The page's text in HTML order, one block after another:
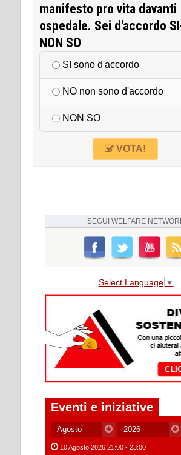
manifesto pro vita davanti
ospedale. Sei d'accordo
NON SO
SI sono d'accordo
NO non sono d'accordo
NON SO
VOTA!
SEGUI WELFARE
Select Language ▼
Eventi e iniziative
10 Agosto 2026 21:00 - 23:00